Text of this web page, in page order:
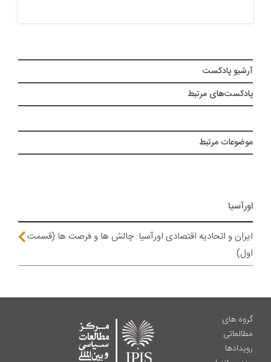
آرشیو پادکست
پادکست‌های مرتبط
موضوعات مرتبط
اورآسیا
ایران و اتحادیه اقتصادی اورآسیا: چالش ها و فرصت ها (قسمت
اول)
گروه های
مطالعاتی
رویدادها